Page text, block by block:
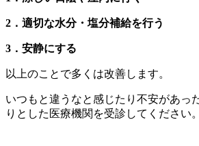
2．適切な水分・塩分補給を行う
3．安静にする
以上のことで多くは改善します。
いつもと違うなと感じたり不安があっ
りとした医療機関を受診してください。